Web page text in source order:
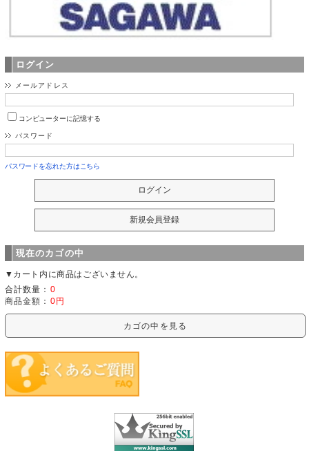
ログイン
メールアドレス
コンピューターに記憶する
パスワード
パスワードを忘れた方はこちら
現在のカゴの中
▼カート内に商品はございません。
合計数量： 0
商品金額： 0円
カゴの中を見る